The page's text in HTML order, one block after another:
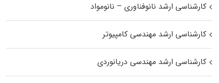
کارشناسی ارشد نانوفناوری – نانومواد
کارشناسی ارشد مهندسی کامپیوتر
کارشناسی ارشد مهندسی دریانوردی